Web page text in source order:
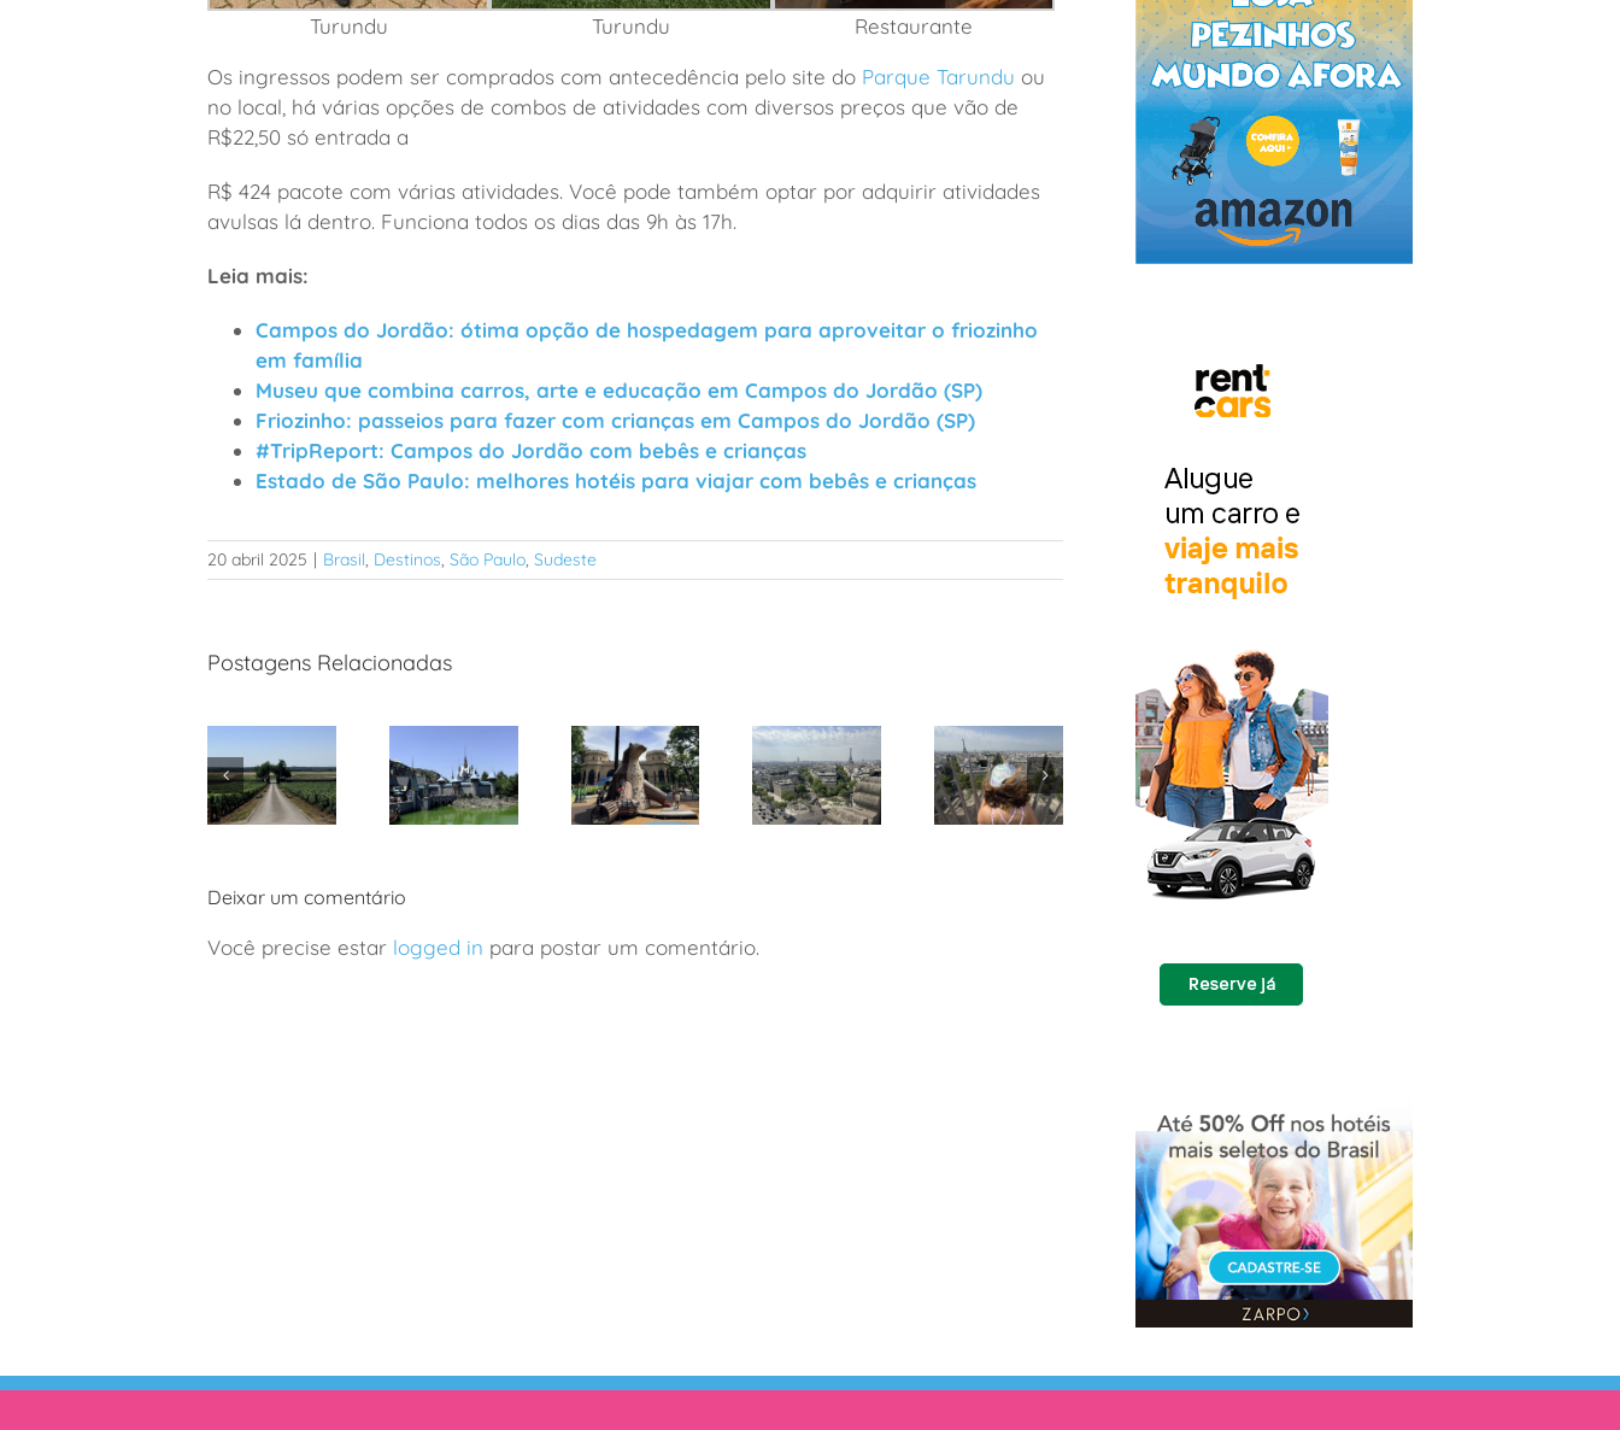
Turundu Turundu
Restaurante
Os ingressos podem ser comprados com antecedência pelo site do Parque Tarundu ou
no local, há várias opções de combos de atividades com diversos preços que vão de
R$22,50 só entrada a
R$ 424 pacote com várias atividades. Você pode também optar por adquirir atividades
avulsas lá dentro. Funciona todos os dias das 9h às 17h.
Leia mais:
Campos do Jordão: ótima opção de hospedagem para aproveitar o friozinho
em família
Museu que combina carros, arte e educação em Campos do Jordão (SP)
Friozinho: passeios para fazer com crianças em Campos do Jordão (SP)
#TripReport: Campos do Jordão com bebês e crianças
Estado de São Paulo: melhores hotéis para viajar com bebês e crianças
20 abril 2025 | Brasil, Destinos, São Paulo, Sudeste
Postagens Relacionadas
França:
Borgonha
Disney Paris:
Pezinhos
Mundo
crianças
Paris: ótima
Deixar um comentário
Você precise estar logged in para postar um comentário.